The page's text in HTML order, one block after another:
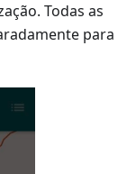
Todas as
para